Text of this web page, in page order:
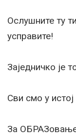
Ослушните ту
усправите!
Заједничко је
Сви смо у
За